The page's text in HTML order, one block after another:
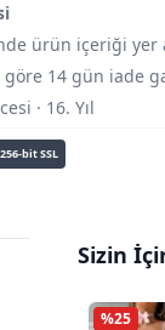
ürün içeriği yer
göre 14 gün iade
· 16. Yıl
256-bit SSL
Sizin
%25